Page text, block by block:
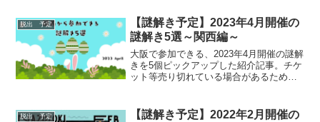
（コロナによりイベントが中止になる場
合がありますので最新情報は公式ページ
を確認ください）
脱出 予定
【謎解き予定】2023年4月開催の
謎解き5選～関西編～
大阪で参加できる、2023年4月開催の謎解
きを5個ピックアップした紹介記事。チケ
ット等売り切れている場合があるため、
になる場合がありますので最新情報は公
脱出 予定
【謎解き予定】2022年2月開催の